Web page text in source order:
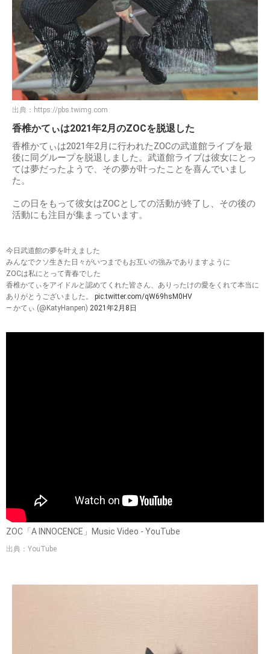
出典： https://pbs.twimg.com
香椎かてぃは2021年2月のZOCを脱退した
香椎かてぃは2021年2月に行われたZOCの武道館ライブを最
後に同グループを脱退しました。武道館ライブは彼女にとっ
ては夢だったようで、その夢が叶ったことを喜んでいまし
た。
この日をもって彼女はZOCとしての活動が終了し、その後の
活動にも注目が集まっています。
今日武道館の夢を叶えました
みんなでクソ生きた日々がいつまでもお互いの強みでありますように
ZOCは私にとって青春でした
香椎かてぃをアイドルと認めてくれた皆さん、ありったけの愛をくれて本当に
ありがとうございました。 pic.twitter.com/qW69hsM0HV
— かてぃ (@KatyHanpen) 2021年2月8日
ZOC「A INNOCENCE」Music Video - YouTube
出典：YouTube